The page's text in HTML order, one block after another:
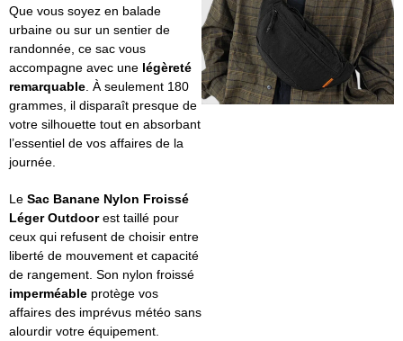
Que vous soyez en balade
urbaine ou sur un sentier de
randonnée, ce sac vous
accompagne avec une légèreté
remarquable. À seulement 180
grammes, il disparaît presque de
votre silhouette tout en absorbant
l’essentiel de vos affaires de la
journée.
Le Sac Banane Nylon Froissé
Léger Outdoorest taillé pour
ceux qui refusent de choisir entre
liberté de mouvement et capacité
de rangement. Son nylon froissé
imperméable protège vos
affaires des imprévus météo sans
alourdir votre équipement.